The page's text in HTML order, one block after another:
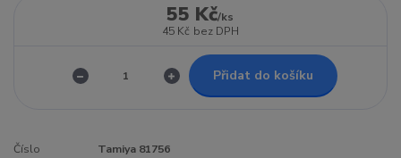
55 Kč/ks
45 Kč bez DPH
Přidat do košíku
Číslo
Tamiya 81756